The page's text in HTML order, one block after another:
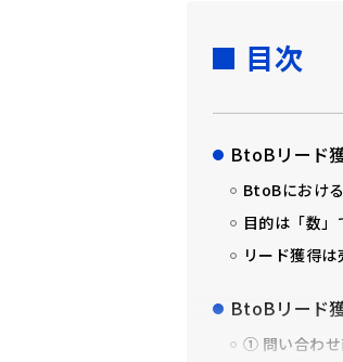
目次
BtoBリード
BtoBにおけ
目的は「数
リード獲得
BtoBリード
① 問い合わせ